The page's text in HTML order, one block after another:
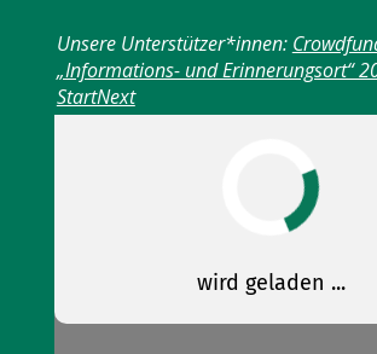
Unsere Unterstützer*innen:
„Informations- und Erinnerungsort“
StartNext